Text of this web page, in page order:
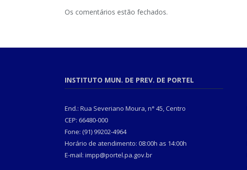
Os comentários estão fechados.
INSTITUTO MUN. DE PREV. DE PORTEL
End.: Rua Severiano Moura, n° 45, Centro
CEP: 66480-000
Fone: (91) 99202-4964
Horário de atendimento: 08:00h as 14:00h
E-mail: impp@portel.pa.gov.br